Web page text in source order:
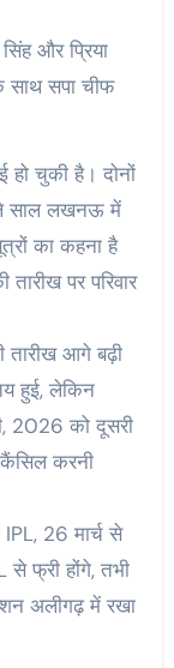
और प्रिया
साथ सपा चीफ
हो चुकी है। दोनों
साल लखनऊ में
का कहना है
पर परिवार
तारीख आगे बढ़ी
हुई, लेकिन
2026 को दूसरी
करनी
26 मार्च से
से फ्री होंगे, तभी
अलीगढ़ में रखा